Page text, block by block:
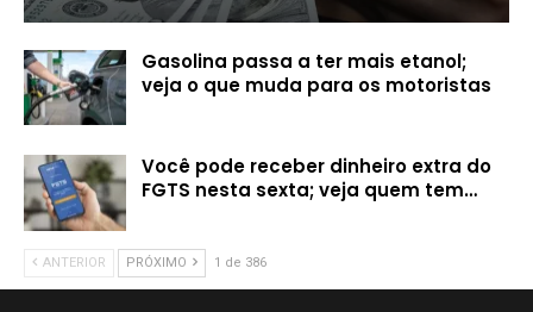
Gasolina passa a ter mais etanol;
veja o que muda para os motoristas
Você pode receber dinheiro extra do
FGTS nesta sexta; veja quem tem…
ANTERIOR PRÓXIMO 1 de 386